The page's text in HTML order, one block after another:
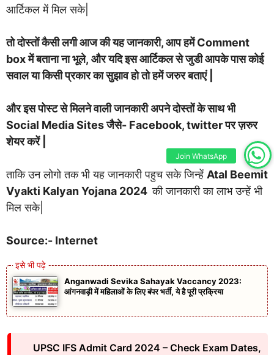
आर्टिकल में मिल सके|
तो दोस्तों कैसी लगी आज की यह जानकारी, आप हमें Comment
box में बताना ना भूले, और यदि इस आर्टिकल से जुडी आपके पास कोई
सवाल या किसी प्रकार का सुझाव हो तो हमें जरुर बताएं |
और इस पोस्ट से मिलने वाली जानकारी अपने दोस्तों के साथ भी
Social Media Sites जैसे- Facebook, twitter पर ज़रुर
शेयर करें |
ताकि उन लोगो तक भी यह जानकारी पहुच सके जिन्हें Atal Beemit
Vyakti Kalyan Yojana 2024की जानकारी का लाभ उन्हें भी
मिल सके|
Source:- Internet
Anganwadi Sevika Sahayak Vaccancy 2023:
आंगनवाड़ी में महिलाओं के लिए बंपर भर्ती, ये है पूरी प्रक्रिया
UPSC IFS Admit Card 2024 – Check Exam Dates,
Join WhatsApp